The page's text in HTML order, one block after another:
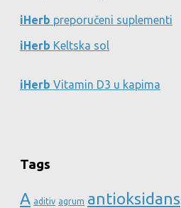
iHerb preporučeni suplementi
iHerb Keltska sol
iHerb Vitamin D3 u kapima
Tags
A aditiv agrum antioksidans